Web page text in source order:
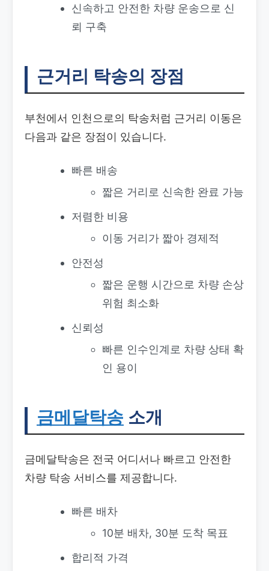
신속하고 안전한 차량 운송으로 신
뢰 구축
근거리 탁송의 장점
부천에서 인천으로의 탁송처럼 근거리 이동은
다음과 같은 장점이 있습니다.
빠른 배송
짧은 거리로 신속한 완료 가능
저렴한 비용
이동 거리가 짧아 경제적
안전성
짧은 운행 시간으로 차량 손상
위험 최소화
신뢰성
빠른 인수인계로 차량 상태 확
인 용이
금메달탁송 소개
금메달탁송은 전국 어디서나 빠르고 안전한
차량 탁송 서비스를 제공합니다.
빠른 배차
10분 배차, 30분 도착 목표
합리적 가격